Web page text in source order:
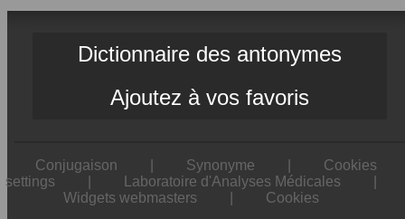
Dictionnaire des antonymes
Ajoutez à vos favoris
Conjugaison Synonyme
Cookies
settings
Laboratoire d'Analyses Médicales
Widgets webmasters
Cookies